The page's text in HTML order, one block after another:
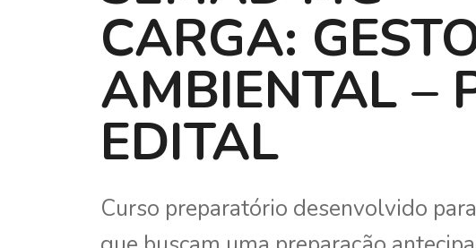
CARGA:
AMBIENTAL –
EDITAL
Curso preparatório desenvolvido